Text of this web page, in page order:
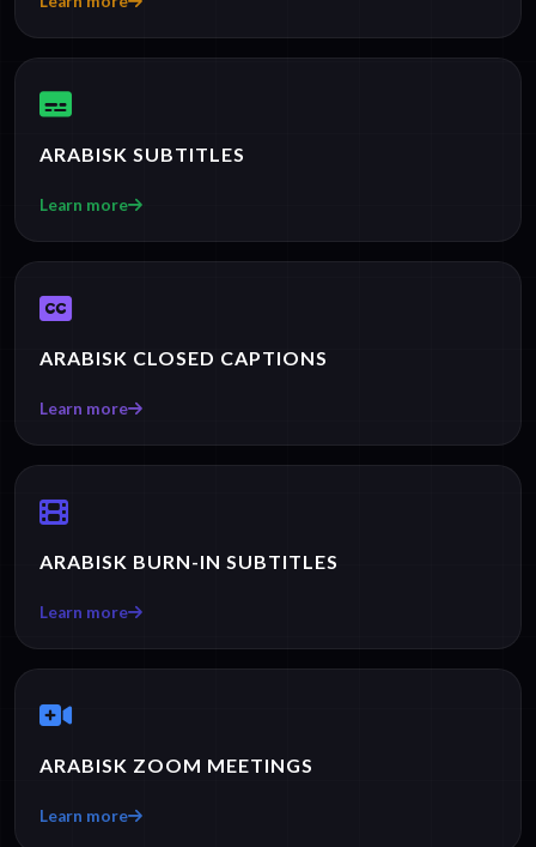
ARABISK SUBTITLES
Learn more
ARABISK CLOSED CAPTIONS
Learn more
ARABISK BURN-IN SUBTITLES
Learn more
ARABISK ZOOM MEETINGS
Learn more